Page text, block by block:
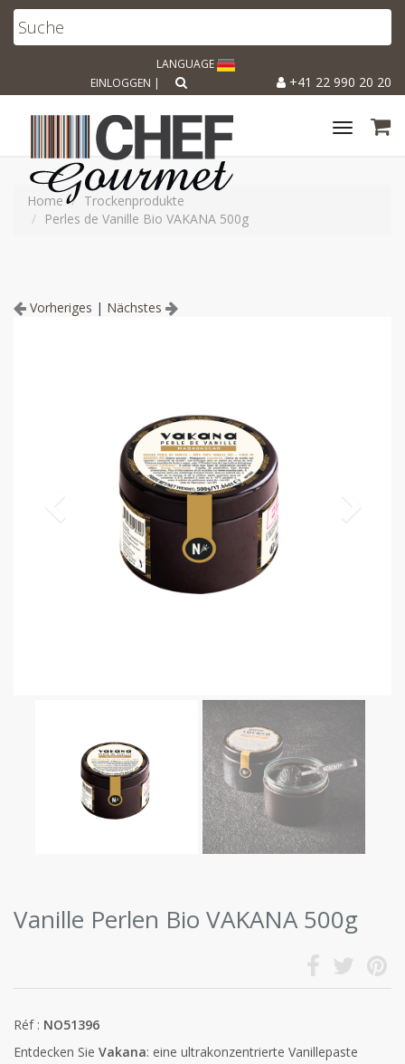
LANGUAGE
+41 22 990 20 20
EINLOGGEN |
Toggle
Home
Trockenprodukte
Perles de Vanille Bio VAKANA 500g
Vorheriges | Nächstes
Vanille Perlen Bio VAKANA 500g
Réf : NO51396
Entdecken Sie Vakana: eine ultrakonzentrierte Vanillepaste